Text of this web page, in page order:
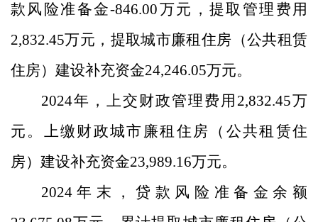
款风险准备金-846.00万元，提取管理费用
2,832.45万元，提取城市廉租住房（公共租赁
住房）建设补充资金24,246.05万元。
2024年，上交财政管理费用 2,832.45万
元。上缴财政城市廉租住房（公共租赁住
房）建设补充资金23,989.16万元。
2024年末，贷款风险准备金余额